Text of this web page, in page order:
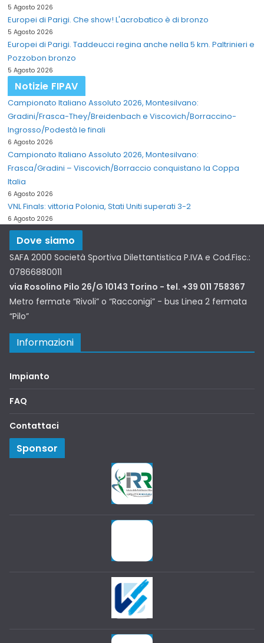
5 Agosto 2026
Europei di Parigi. Che show! L'acrobatico è di bronzo
5 Agosto 2026
Europei di Parigi. Taddeucci regina anche nella 5 km. Paltrinieri e
Pozzobon bronzo
5 Agosto 2026
Notizie FIPAV
Campionato Italiano Assoluto 2026, Montesilvano:
Gradini/Frasca-They/Breidenbach e Viscovich/Borraccino-
Ingrosso/Podestà le finali
6 Agosto 2026
Campionato Italiano Assoluto 2026, Montesilvano:
Frasca/Gradini – Viscovich/Borraccio conquistano la Coppa
Italia
6 Agosto 2026
VNL Finals: vittoria Polonia, Stati Uniti superati 3-2
6 Agosto 2026
Dove siamo
SAFA 2000 Società Sportiva Dilettantistica P.IVA e Cod.Fisc.:
07866880011
via Rosolino Pilo 26/G 10143 Torino - tel. +39 011 758367
Metro fermate “Rivoli” o “Racconigi” - bus Linea 2 fermata
“Pilo”
Informazioni
Impianto
FAQ
Contattaci
Sponsor